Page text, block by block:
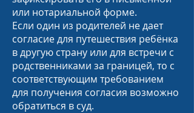
или нотариальной форме.
Если один из родителей не дает
согласие для путешествия ребёнка
в другую страну или для встречи с
родственниками за границей, то с
соответствующим требованием
для получения согласия возможно
обратиться в суд.